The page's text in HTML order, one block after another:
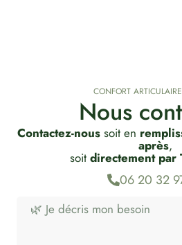
CONFORT
Nous
Contactez-nous soit en
après,
soit directement par
06 20 32